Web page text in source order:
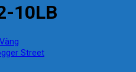
10LB